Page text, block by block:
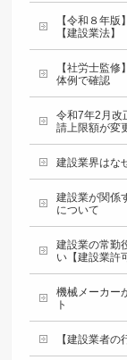
【令和８年
【建設業法】
【社労士監
体例で確認
令和7年2月改
請上限額が変
建設業界はな
建設業が関係
について
建設業の常勤
い【建設業許
機械メーカー
ト
【建設業者